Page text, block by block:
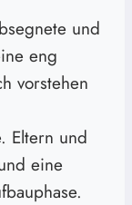
und
eng
vorstehen
Eltern und
eine